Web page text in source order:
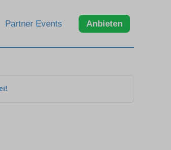
Partner Events Anbieten